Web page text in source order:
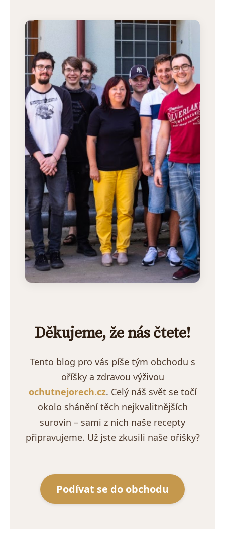
Děkujeme, že nás čtete!
Tento blog pro vás píše tým obchodu s
oříšky a zdravou výživou
ochutnejorech.cz. Celý náš svět se točí
okolo shánění těch nejkvalitnějších
surovin – sami z nich naše recepty
připravujeme. Už jste zkusili naše oříšky?
Podívat se do obchodu